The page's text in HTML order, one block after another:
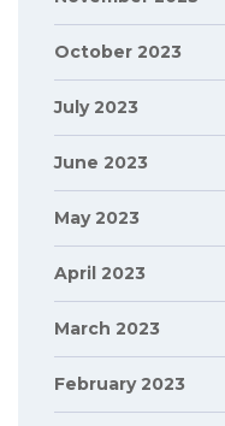
October 2023
July 2023
June 2023
May 2023
April 2023
March 2023
February 2023